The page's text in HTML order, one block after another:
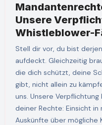
Unsere
Whistleblower-
Stell dir vor, du bist derjenige, der mutig Missstände
aufdeckt. Gleichzeitig
die dich schützt, deine
gibt, nicht allein zu
uns. Unsere
deiner Rechte: Einsicht
Auskünfte über mögliche